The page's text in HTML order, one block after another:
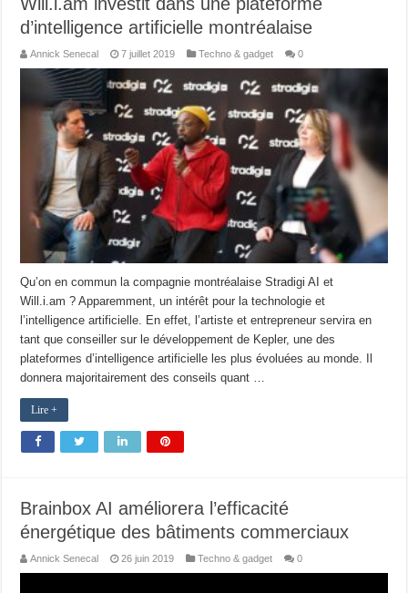
d’intelligence artificielle montréalaise
Annick Senecal 7 juillet 2019 Techno & gadget 0
Qu’on en commun la compagnie montréalaise Stradigi AI et
Will.i.am ? Apparemment, un intérêt pour la technologie et
l’intelligence artificielle. En effet, l’artiste et entrepreneur servira en
tant que conseiller sur le développement de Kepler, une des
plateformes d’intelligence artificielle les plus évoluées au monde. Il
donnera majoritairement des conseils quant …
Lire +
Brainbox AI améliorera l’efficacité
énergétique des bâtiments commerciaux
Annick Senecal 26 juin 2019 Techno & gadget 0